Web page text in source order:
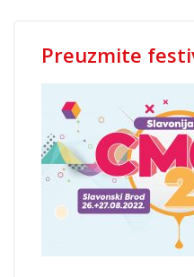
Preuzmite